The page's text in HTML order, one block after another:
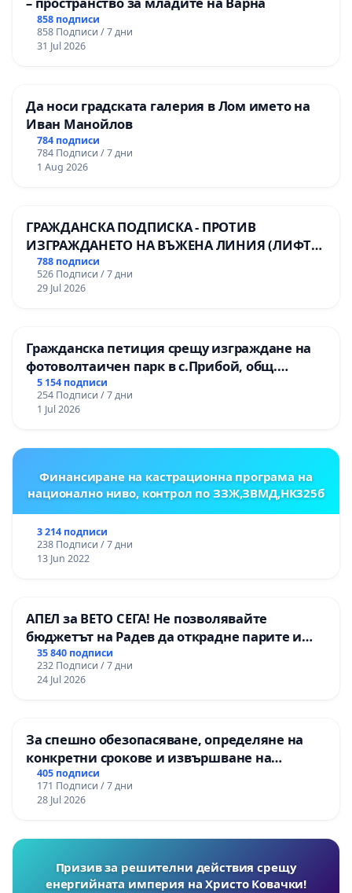
858 подписи
858 Подписи / 7 дни
31 Jul 2026
Да носи градската галерия в Лом името на
Иван Манойлов
784 подписи
784 Подписи / 7 дни
1 Aug 2026
ГРАЖДАНСКА ПОДПИСКА - ПРОТИВ
ИЗГРАЖДАНЕТО НА ВЪЖЕНА ЛИНИЯ (ЛИФТ)
НА ТЕРИТОРИЯТА НА ПРИРОДНА
ЗАБЕЛЕЖИТЕЛНОСТ „ХЪЛМ НА
ОСВОБОДИТЕЛИТЕ“ (БУНАРДЖИК)
788 подписи
526 Подписи / 7 дни
29 Jul 2026
Гражданска петиция срещу изграждане на
фотоволтаичен парк в с.Прибой, общ.
Радомир
5 154 подписи
254 Подписи / 7 дни
1 Jul 2026
Финансиране на кастрационна програма на
национално ниво, контрол по ЗЗЖ,ЗВМД,НК325б
3 214 подписи
238 Подписи / 7 дни
13 Jun 2022
АПЕЛ за ВЕТО СЕГА! Не позволявайте
бюджетът на Радев да открадне парите и
правата ни в тъмното
35 840 подписи
232 Подписи / 7 дни
24 Jul 2026
За спешно обезопасяване, определяне на
конкретни срокове и извършване на
цялостна рехабилитация на
републиканския път между пътен възел АМ
„Тракия“ - гр. Ихтиман - с. Мирово - к.к.
405 подписи
171 Подписи / 7 дни
28 Jul 2026
Призив за решителни действия срещу
енергийната империя на Христо Ковачки!